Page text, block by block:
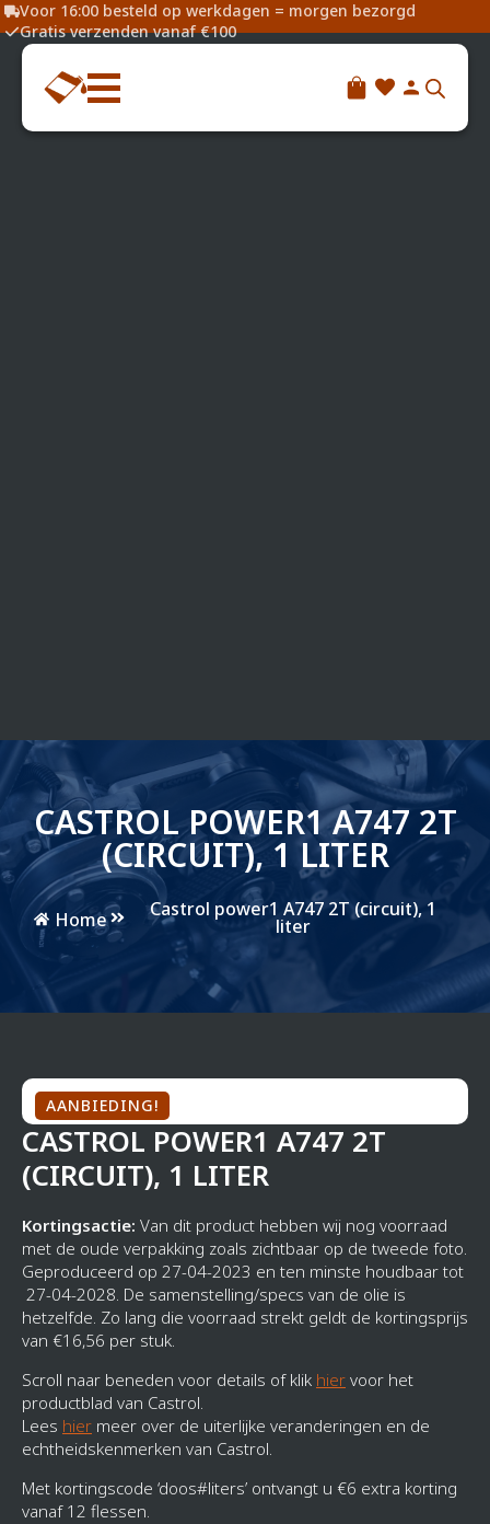
Voor 16:00 besteld op werkdagen = morgen bezorgd
Gratis verzenden vanaf €100
CASTROL POWER1 A747 2T
(CIRCUIT), 1 LITER
Home Castrol power1 A747 2T (circuit), 1
liter
AANBIEDING!
CASTROL POWER1 A747 2T
(CIRCUIT), 1 LITER
Kortingsactie: Van dit product hebben wij nog voorraad
met de oude verpakking zoals zichtbaar op de tweede foto.
Geproduceerd op 27-04-2023 en ten minste houdbaar tot
27-04-2028. De samenstelling/specs van de olie is
hetzelfde. Zo lang die voorraad strekt geldt de kortingsprijs
van €16,56 per stuk.
Scroll naar beneden voor details of klik hier voor het
productblad van Castrol.
Lees hier meer over de uiterlijke veranderingen en de
echtheidskenmerken van Castrol.
Met kortingscode ‘doos#liters’ ontvangt u €6 extra korting
vanaf 12 flessen.